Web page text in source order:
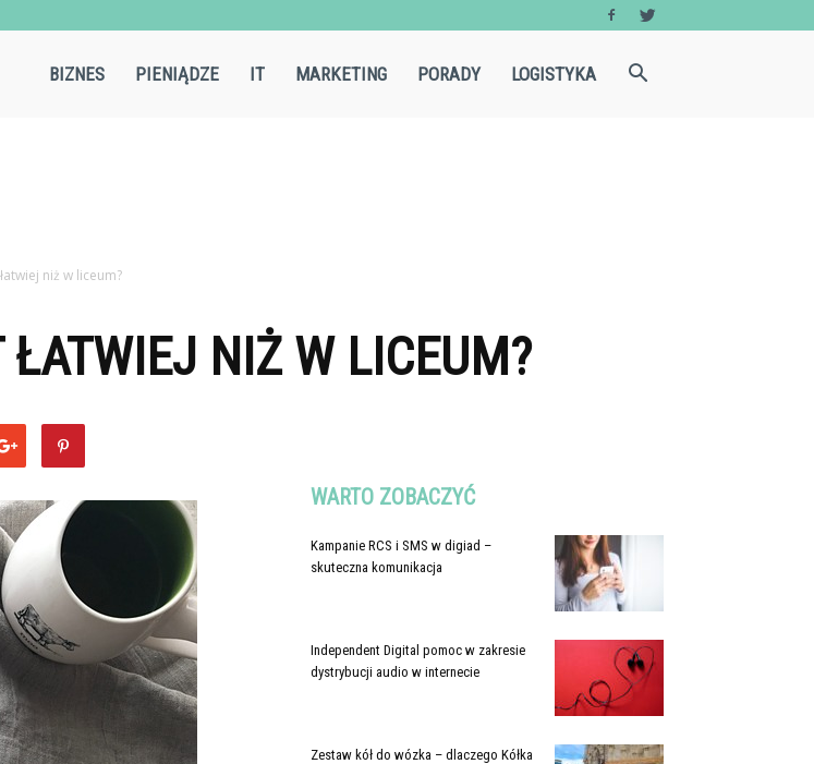
BIZNES PIENIĄDZE IT MARKETING PORADY LOGISTYKA
niż w liceum?
NIŻ W LICEUM?
WARTO ZOBACZYĆ
Kampanie RCS i SMS w digiad –
skuteczna komunikacja
Independent Digital pomoc w zakresie
dystrybucji audio w internecie
Zestaw kół do wózka – dlaczego Kółka